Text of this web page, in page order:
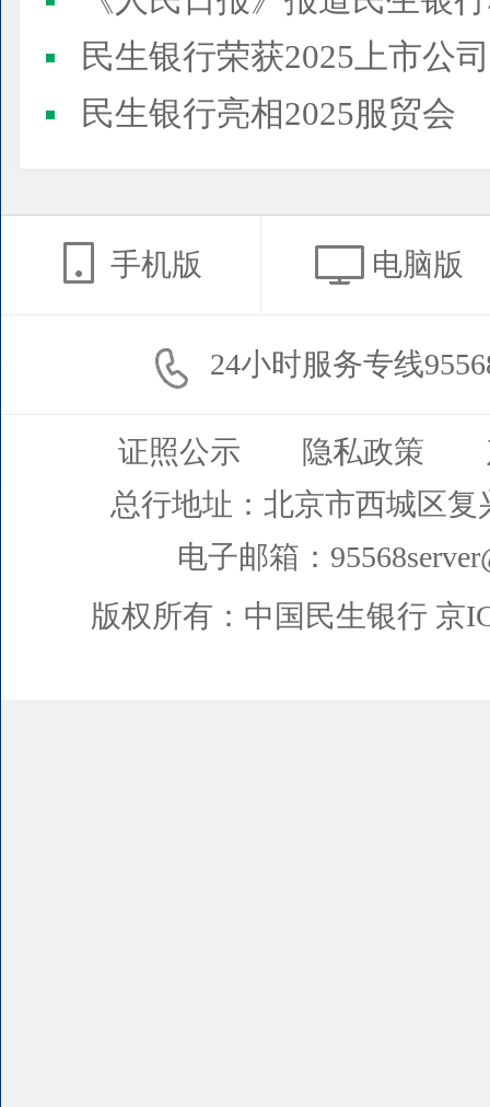
民生银行荣获2025上市公司董事会最佳实践案例、上市公
民生银行亮相2025服贸会
手机版 电脑版
24小时服务专线
证照公示 隐私政策
总行地址：北京市西城区复
电子邮箱：
版权所有：中国民生银行 京